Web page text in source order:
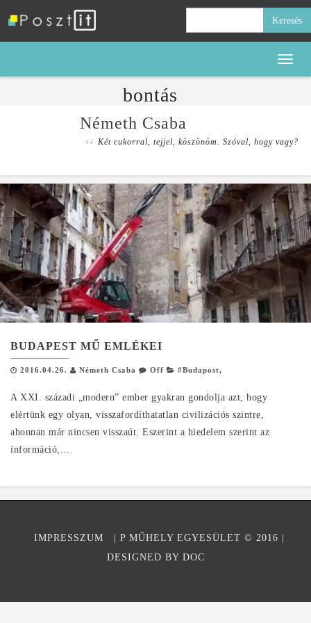
Toggle
bontás
Németh Csaba
Két cukorral, tejjel, köszönöm. Szóval, hogy vagy?
BUDAPEST MŰ EMLÉKEI
2016.04.26. Németh Csaba Off #Budapost,
A XXI. századi „modern” ember gyakran gondolja azt, hogy
elértünk egy olyan, visszafordíthatatlan civilizációs szintre,
ahonnan már nincsen visszaút. Eszerint a hiedelem szerint az
információ,...
IMPRESSZUM | P MŰHELY EGYESÜLET © 2016
DESIGNED BY DOC